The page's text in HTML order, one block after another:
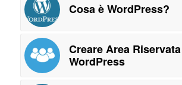
Cosa è WordPress?
Creare Area
WordPress